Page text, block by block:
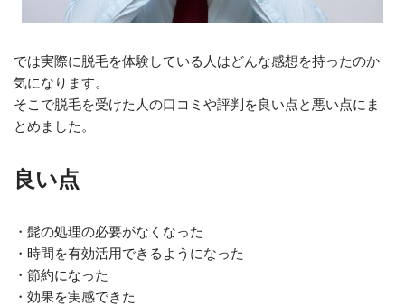
では実際に脱毛を体験している人はどんな感想を持ったのか
気になります。
そこで脱毛を受けた人の口コミや評判を良い点と悪い点にま
とめました。
良い点
・髭の処理の必要がなくなった
・時間を有効活用できるようになった
・節約になった
・効果を実感できた